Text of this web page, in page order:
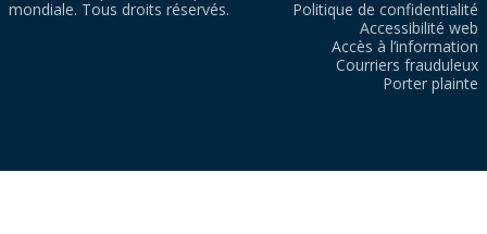
mondiale. Tous droits réservés.
Politique de confidentialité
Accessibilité web
Accès à l’information
Courriers frauduleux
Porter plainte